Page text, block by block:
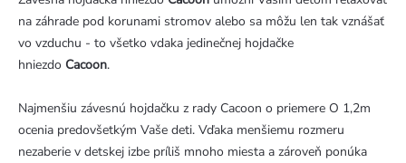
na záhrade pod korunami stromov alebo sa môžu len tak vznášať
vo vzduchu - to všetko vdaka jedinečnej hojdačke
hniezdo Cacoon.
Najmenšiu závesnú hojdačku z rady Cacoon o priemere O 1,2m
ocenia predovšetkým Vaše deti. Vďaka menšiemu rozmeru
nezaberie v detskej izbe príliš mnoho miesta a zároveň ponúka